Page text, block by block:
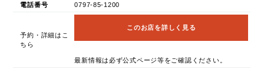
電話番号 0797-85-1200
予約・詳細はこ
ちら
このお店を詳しく見る
最新情報は必ず公式ページ等をご確認ください。